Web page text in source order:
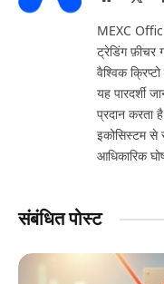
MEXC
ट्रेडिंग फ़ीचर
वैश्विक
यह पारदर्शी
प्रदान करता
इकोसिस्टम
आधिकारिक
संबंधित पोस्ट